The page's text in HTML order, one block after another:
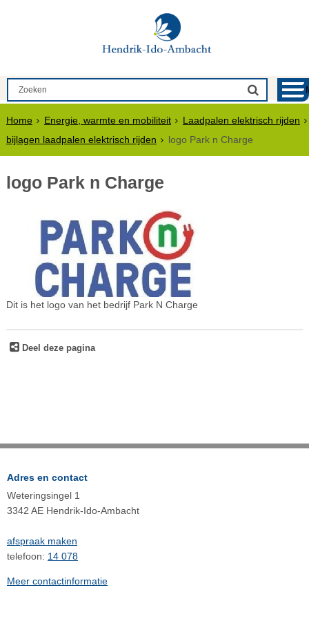
Home Energie, warmte en mobiliteit
Laadpalen elektrisch rijden
bijlagen laadpalen elektrisch rijden
logo Park n Charge
logo Park n Charge
Dit is het logo van het bedrijf Park N Charge
Deel deze pagina
Adres en contact
Weteringsingel 1
3342 AE Hendrik-Ido-Ambacht
afspraak maken
telefoon: 14 078
Meer contactinformatie